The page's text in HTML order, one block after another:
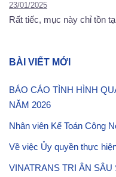
23/01/2025
Rất tiếc, mục này chỉ tồn
BÀI VIẾT MỚI
BÁO CÁO TÌNH HÌNH
NĂM 2026
Nhân viên Kế Toán Công
Về việc Ủy quyền thực
VINATRANS TRI ÂN